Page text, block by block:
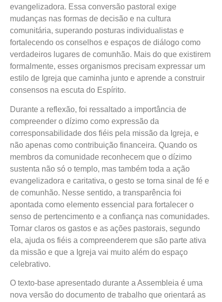
evangelizadora. Essa conversão pastoral exige
mudanças nas formas de decisão e na cultura
comunitária, superando posturas individualistas e
fortalecendo os conselhos e espaços de diálogo como
verdadeiros lugares de comunhão. Mais do que existirem
formalmente, esses organismos precisam expressar um
estilo de Igreja que caminha junto e aprende a construir
consensos na escuta do Espírito.
Durante a reflexão, foi ressaltado a importância de
compreender o dízimo como expressão da
corresponsabilidade dos fiéis pela missão da Igreja, e
não apenas como contribuição financeira. Quando os
membros da comunidade reconhecem que o dízimo
sustenta não só o templo, mas também toda a ação
evangelizadora e caritativa, o gesto se torna sinal de fé e
de comunhão. Nesse sentido, a transparência foi
apontada como elemento essencial para fortalecer o
senso de pertencimento e a confiança nas comunidades.
Tornar claros os gastos e as ações pastorais, segundo
ela, ajuda os fiéis a compreenderem que são parte ativa
da missão e que a Igreja vai muito além do espaço
celebrativo.
O texto-base apresentado durante a Assembleia é uma
nova versão do documento de trabalho que orientará as